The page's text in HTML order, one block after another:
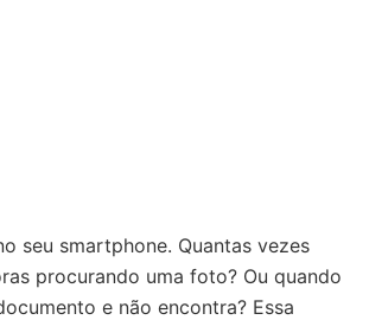
seu smartphone. Quantas vezes
procurando uma foto? Ou quando
e não encontra? Essa